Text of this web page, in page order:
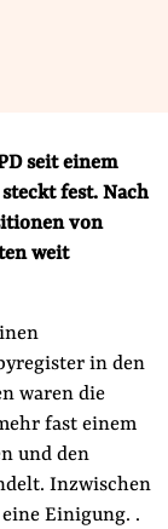
seit einem
fest. Nach
von
weit
in den
waren die
fast einem
und den
Inzwischen
Einigung. .